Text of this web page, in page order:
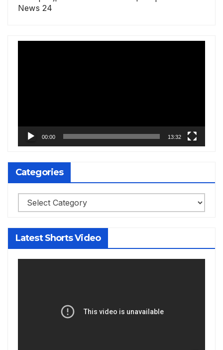
News 24
00:00 13:32
Categories
Categories
Latest Shorts Video